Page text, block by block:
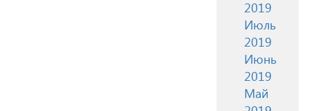
2019
Июль
2019
Июнь
2019
Май